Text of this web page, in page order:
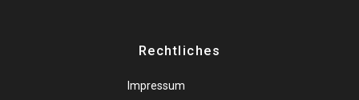
Rechtliches
Impressum